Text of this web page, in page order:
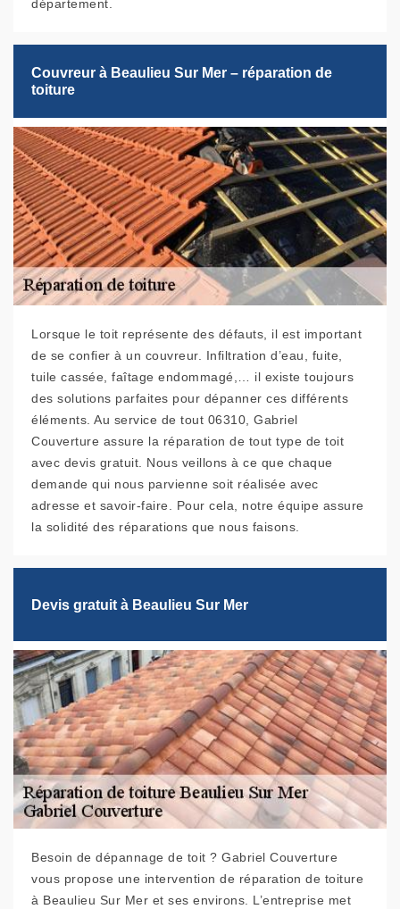
département.
Couvreur à Beaulieu Sur Mer – réparation de
toiture
Lorsque le toit représente des défauts, il est important
de se confier à un couvreur. Infiltration d’eau, fuite,
tuile cassée, faîtage endommagé,… il existe toujours
des solutions parfaites pour dépanner ces différents
éléments. Au service de tout 06310, Gabriel
Couverture assure la réparation de tout type de toit
avec devis gratuit. Nous veillons à ce que chaque
demande qui nous parvienne soit réalisée avec
adresse et savoir-faire. Pour cela, notre équipe assure
la solidité des réparations que nous faisons.
Devis gratuit à Beaulieu Sur Mer
Besoin de dépannage de toit ? Gabriel Couverture
vous propose une intervention de réparation de toiture
à Beaulieu Sur Mer et ses environs. L’entreprise met